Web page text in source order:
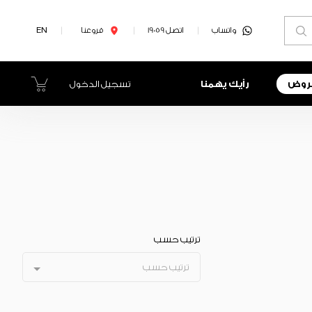
واتساب اتصل 19059 فروعنا EN
رأيك يهمنا تسجيل الدخول
ترتيب حسب
ترتيب حسب